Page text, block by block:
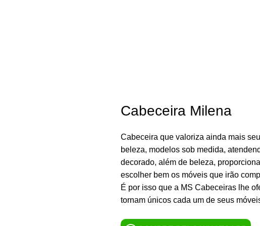
Cabeceira Milena
Cabeceira que valoriza ainda mais
beleza, modelos sob medida,
decorado, além de beleza,
escolher bem os móveis que irão
É por isso que a MS Cabeceiras lhe
tornam únicos cada um de seus